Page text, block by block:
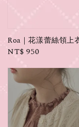
Roa｜花漾蕾絲領上
Regular
NT$ 950